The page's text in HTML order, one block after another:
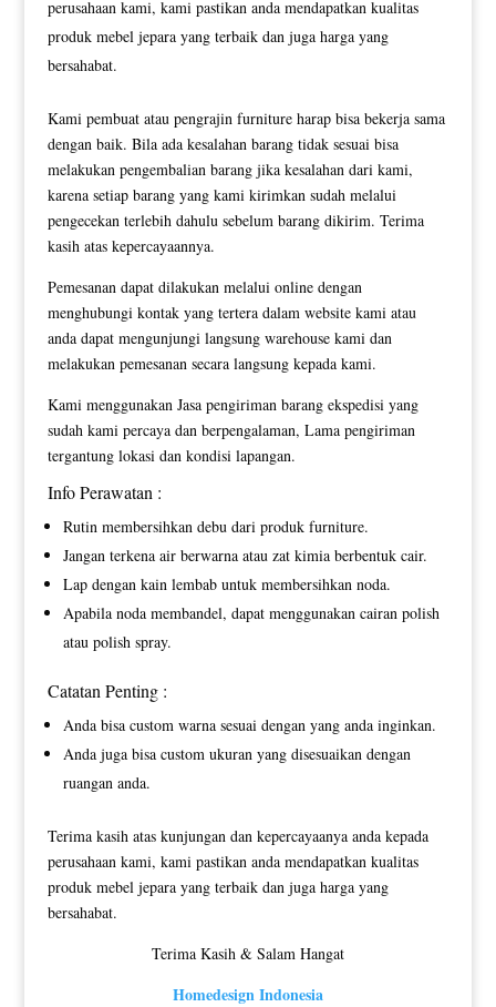
perusahaan kami, kami pastikan anda mendapatkan kualitas
produk mebel jepara yang terbaik dan juga harga yang
bersahabat.
Kami pembuat atau pengrajin furniture harap bisa bekerja sama
dengan baik. Bila ada kesalahan barang tidak sesuai bisa
melakukan pengembalian barang jika kesalahan dari kami,
karena setiap barang yang kami kirimkan sudah melalui
pengecekan terlebih dahulu sebelum barang dikirim. Terima
kasih atas kepercayaannya.
Pemesanan dapat dilakukan melalui online dengan
menghubungi kontak yang tertera dalam website kami atau
anda dapat mengunjungi langsung warehouse kami dan
melakukan pemesanan secara langsung kepada kami.
Kami menggunakan Jasa pengiriman barang ekspedisi yang
sudah kami percaya dan berpengalaman, Lama pengiriman
tergantung lokasi dan kondisi lapangan.
Info Perawatan :
Rutin membersihkan debu dari produk furniture.
Jangan terkena air berwarna atau zat kimia berbentuk cair.
Lap dengan kain lembab untuk membersihkan noda.
Apabila noda membandel, dapat menggunakan cairan polish
atau polish spray.
Catatan Penting :
Anda bisa custom warna sesuai dengan yang anda inginkan.
Anda juga bisa custom ukuran yang disesuaikan dengan
ruangan anda.
Terima kasih atas kunjungan dan kepercayaanya anda kepada
perusahaan kami, kami pastikan anda mendapatkan kualitas
produk mebel jepara yang terbaik dan juga harga yang
bersahabat.
Terima Kasih & Salam Hangat
Homedesign Indonesia